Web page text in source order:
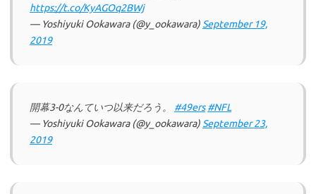
https://t.co/KyAGOq2BWj
— Yoshiyuki Ookawara (@y_ookawara) September 19,
2019
開幕3-0なんていつ以来だろう。 #49ers #NFL
— Yoshiyuki Ookawara (@y_ookawara) September 23,
2019